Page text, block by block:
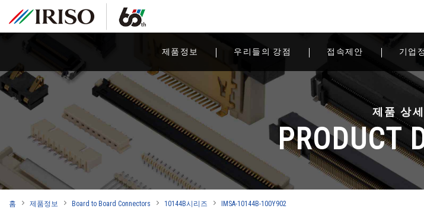
제품정보 우리들의 강점 접속제안 기업
제품 상세
PRODUCT
홈 제품정보 Board to Board Connectors 10144B시리즈 IMSA-10144B-100Y902